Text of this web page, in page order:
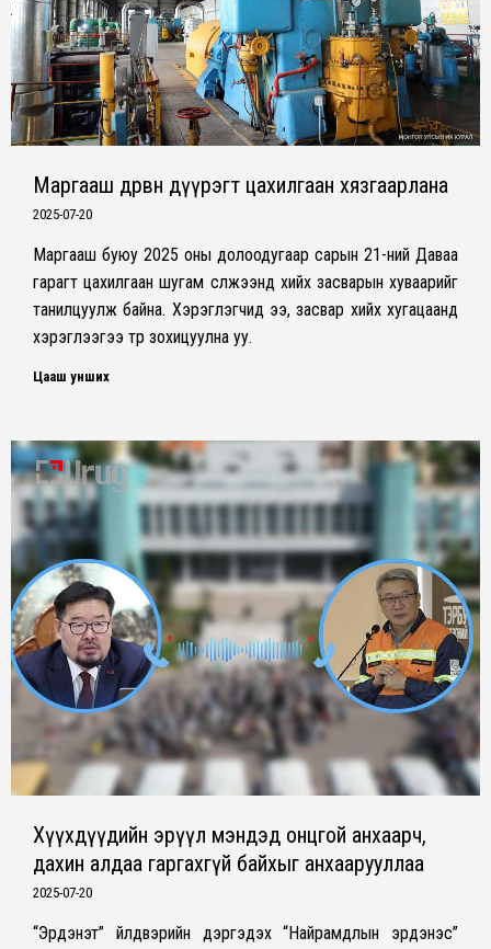
Маргааш дөрвөн дүүрэгт цахилгаан хязгаарлана
2025-07-20
Маргааш буюу 2025 оны долоодугаар сарын 21-ний Даваа
гарагт цахилгаан шугам сүлжээнд хийх засварын хуваарийг
танилцуулж байна. Хэрэглэгчид ээ, засвар хийх хугацаанд
хэрэглээгээ түр зохицуулна уу.
Цааш унших
Хүүхдүүдийн эрүүл мэндэд онцгой анхаарч,
дахин алдаа гаргахгүй байхыг анхаарууллаа
2025-07-20
“Эрдэнэт” үйлдвэрийн дэргэдэх “Найрамдлын эрдэнэс”